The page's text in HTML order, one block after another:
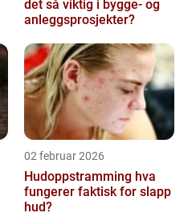
det så viktig i bygge- og
anleggsprosjekter?
02 februar 2026
Hudoppstramming hva
fungerer faktisk for slapp
hud?